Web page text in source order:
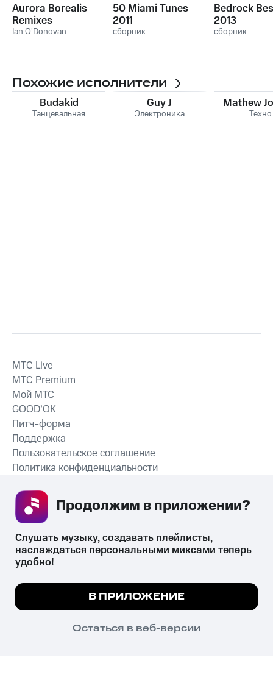
Aurora Borealis
Remixes
Ian O'Donovan
50 Miami Tunes
2011
сборник
Bedrock
2013
сборник
Похожие исполнители
Budakid
Танцевальная
Guy J
Электроника
Mathew
Техно
СКАЧАТЬ ПРИЛОЖЕНИЕ
MTС Live
MTС Premium
Мой МТС
GOOD’OK
Питч-форма
Поддержка
Пользовательское соглашение
Политика конфиденциальности
психотропных веществ, их аналогов причиняет вред здоровью,
их незаконный оборот запрещён и влечёт установленную
законодательством ответственность.
© 2026 ООО «КИОН».
Все права защищены
Мы используем куки, чтобы на сайте все
Подробнее
ПОНЯТНО
Слушать музыку, создавать плейлисты,
наслаждаться персональными миксами теперь
удобно!
В ПРИЛОЖЕНИЕ
Остаться в веб-версии